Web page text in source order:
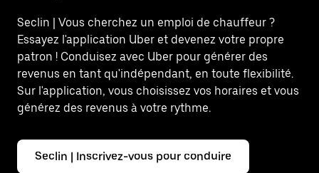
Seclin | Vous cherchez un emploi de chauffeur ?
Essayez l'application Uber et devenez votre propre
patron ! Conduisez avec Uber pour générer des
revenus en tant qu'indépendant, en toute flexibilité.
Sur l'application, vous choisissez vos horaires et vous
générez des revenus à votre rythme.
Seclin | Inscrivez-vous pour conduire